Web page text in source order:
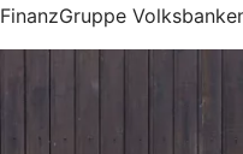
FinanzGruppe